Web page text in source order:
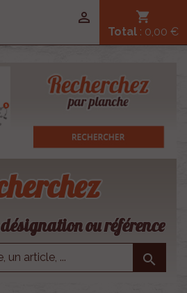
shopping_cart
Total : 0,00 €

ou référence
